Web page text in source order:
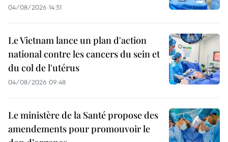
04/08/2026 14:51
Le Vietnam lance un plan d'action
national contre les cancers du sein et
du col de l'utérus
04/08/2026 09:48
Le ministère de la Santé propose des
amendements pour promouvoir le